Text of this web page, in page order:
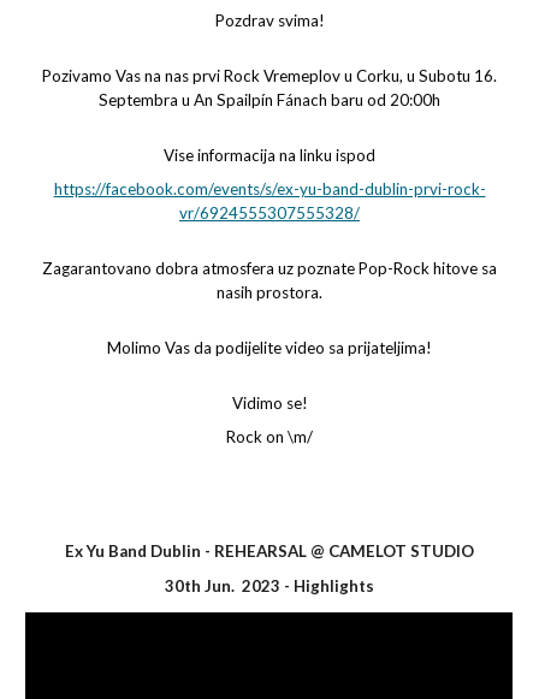
Pozdrav svima!
Pozivamo Vas na nas prvi Rock Vremeplov u Corku, u Subotu 16.
Septembra u An Spailpín Fánach baru od 20:00h
Vise informacija na linku ispod
https://facebook.com/events/s/ex-yu-band-dublin-prvi-rock-
vr/6924555307555328/
Zagarantovano dobra atmosfera uz poznate Pop-Rock hitove sa
nasih prostora.
Molimo Vas da podijelite video sa prijateljima!
Vidimo se!
Rock on \m/
Ex Yu Band Dublin - REHEARSAL @ CAMELOT STUDIO
30th Jun. 2023 - Highlights